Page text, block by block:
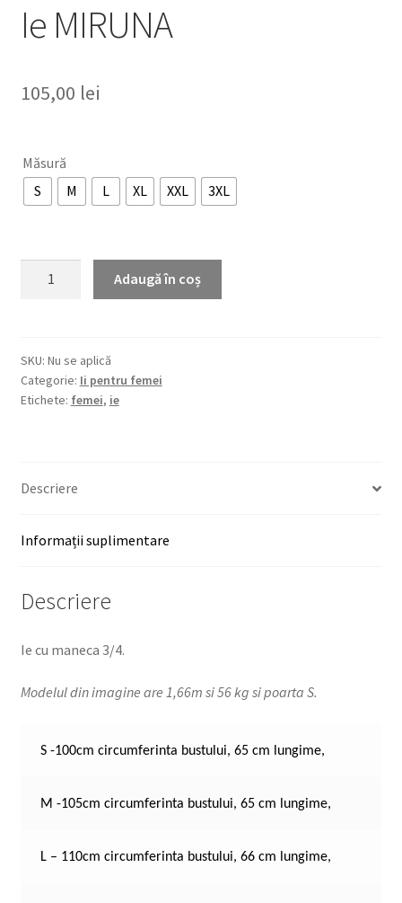
Ie MIRUNA
105,00 lei
Măsură
S
M L XL XXL 3XL
Adaugă în coș
SKU: Nu se aplică
Categorie: Ii pentru femei
Etichete: femei, ie
Descriere
Informații suplimentare
Descriere
Ie cu maneca 3/4.
Modelul din imagine are 1,66m si 56 kg si poarta S.
S -100cm circumferinta bustului, 65 cm lungime,
M -105cm circumferinta bustului, 65 cm lungime,
L – 110cm circumferinta bustului, 66 cm lungime,